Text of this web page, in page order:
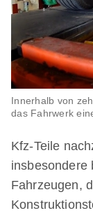
Innerhalb von
das Fahrwerk
Kfz-Teile
insbesondere
Fahrzeugen,